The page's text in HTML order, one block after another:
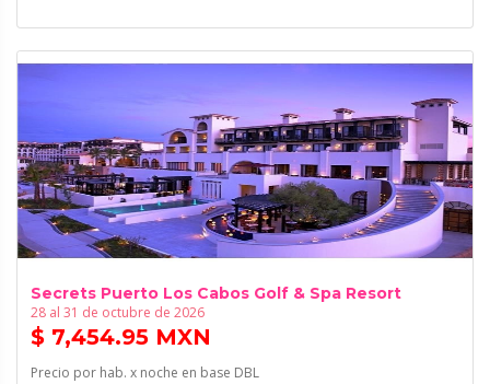
Secrets Puerto Los Cabos Golf & Spa Resort
28 al 31 de octubre de 2026
$ 7,454.95 MXN
Precio por hab. x noche en base DBL